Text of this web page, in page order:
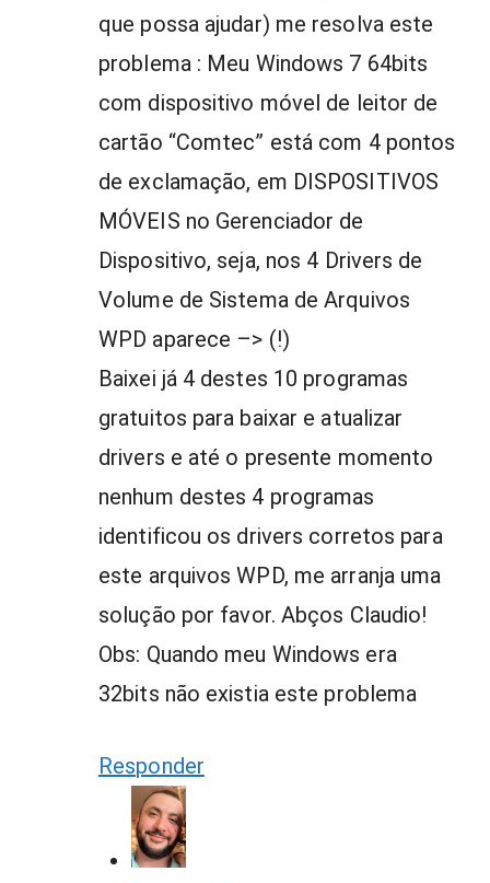
que possa ajudar) me resolva este
problema : Meu Windows 7 64bits
com dispositivo móvel de leitor de
cartão “Comtec” está com 4 pontos
de exclamação, em DISPOSITIVOS
MÓVEIS no Gerenciador de
Dispositivo, seja, nos 4 Drivers de
Volume de Sistema de Arquivos
WPD aparece –> (!)
Baixei já 4 destes 10 programas
gratuitos para baixar e atualizar
drivers e até o presente momento
nenhum destes 4 programas
identificou os drivers corretos para
este arquivos WPD, me arranja uma
solução por favor. Abços Claudio!
Obs: Quando meu Windows era
32bits não existia este problema
Responder